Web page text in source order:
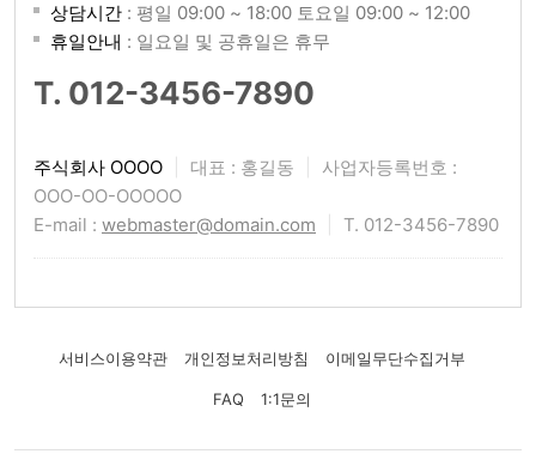
상담시간 : 평일 09:00 ~ 18:00 토요일 09:00 ~ 12:00
휴일안내 : 일요일 및 공휴일은 휴무
T. 012-3456-7890
주식회사 OOOO 대표 : 홍길동
사업자등록번호 :
OOO-OO-OOOOO
E-mail : webmaster@domain.com T. 012-3456-7890
서비스이용약관 개인정보처리방침 이메일무단수집거부
FAQ 1:1문의